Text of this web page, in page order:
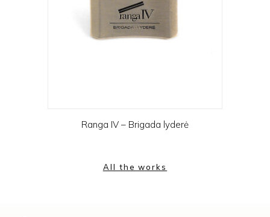
Ranga IV – Brigada lyderė
All the works